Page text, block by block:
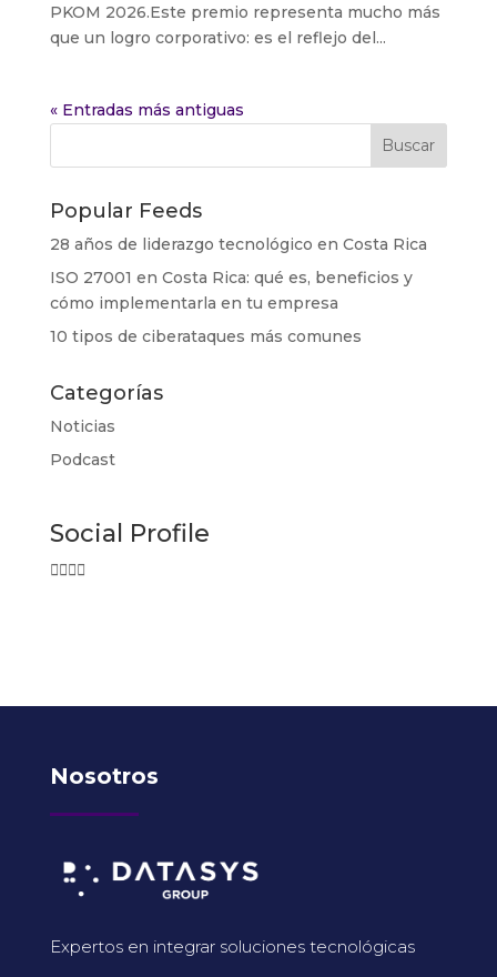
PKOM 2026.Este premio representa mucho más
que un logro corporativo: es el reflejo del...
« Entradas más antiguas
Popular Feeds
28 años de liderazgo tecnológico en Costa Rica
ISO 27001 en Costa Rica: qué es, beneficios y
cómo implementarla en tu empresa
10 tipos de ciberataques más comunes
Categorías
Noticias
Podcast
Social Profile
Nosotros
Expertos en integrar soluciones tecnológicas